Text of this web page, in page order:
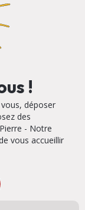
!
déposer
des
- Notre
vous accueillir